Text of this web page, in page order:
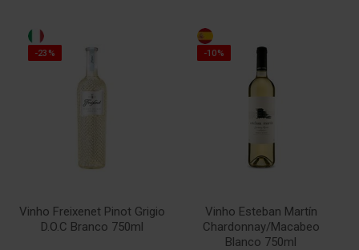
-23%
Vinho Freixenet Pinot Grigio
D.O.C Branco 750ml
-10%
Vinho Esteban Martín
Chardonnay/Macabeo
Blanco 750ml